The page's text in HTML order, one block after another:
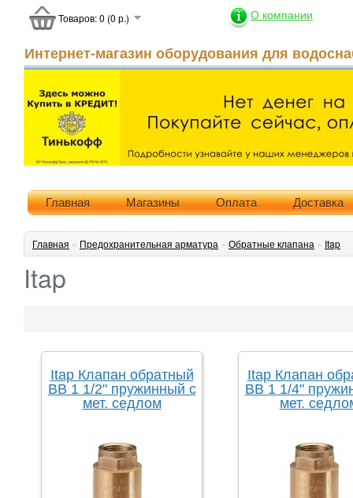
О компании
Интернет-магазин оборудования для
Товаров: 0 (0 р.)
Главная Магазины Оплата Доставка
Главная » Предохранительная арматура » Обратные клапана » Itap
Itap
Itap Клапан обратный
ВВ 1 1/2" пружинный с
мет. седлом
Itap Клапан
ВВ 1 1/4"
мет.